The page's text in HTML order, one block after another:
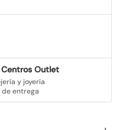
Outlet
y joyería
de entrega